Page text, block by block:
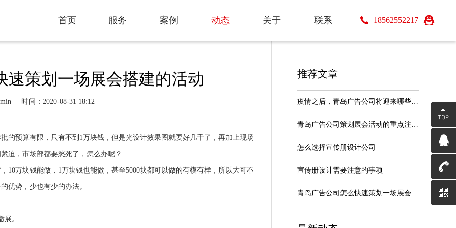
18562552217
首页
服务
案例
动态
关于
联系
速策划一场展会搭建的活动
时间：2020-08-31 18:12
的预算有限，只有不到1万块钱，但是光设计效果图就要好几千了，再加上现场
迫，市场部都要愁死了，怎么办呢？
10万块钱能做，1万块钱也能做，甚至5000块都可以做的有模有样，所以大可不
优势，少也有少的办法。
。
推荐文章
疫情之后，青岛广告公司将迎来哪些机遇
青岛广告公司策划展会活动的重点注意事
怎么选择宣传册设计公司
宣传册设计需要注意的事项
青岛广告公司怎么快速策划一场展会搭建